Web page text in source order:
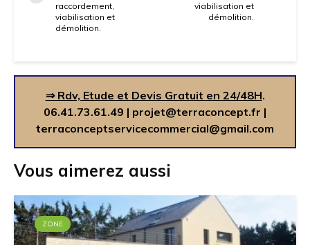
raccordement,
viabilisation et
démolition.
viabilisation et
démolition.
⇒ Rdv, Etude et Devis Gratuit en 24/48H.
06.41.73.61.49 | projet@terraconcept.fr |
terraconceptservicecommercial@gmail.com
Vous aimerez aussi
ZONE